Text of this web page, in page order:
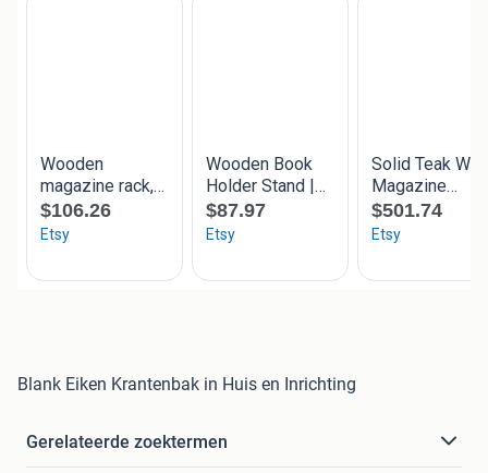
Blank Eiken Krantenbak in Huis en Inrichting
Gerelateerde zoektermen